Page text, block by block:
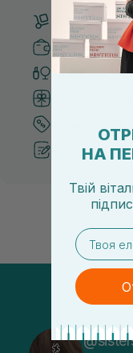
Безкоштовна
Безпечні
Тільки
Система
Кращі ціни та
Рекомендації
НА
Твій
email